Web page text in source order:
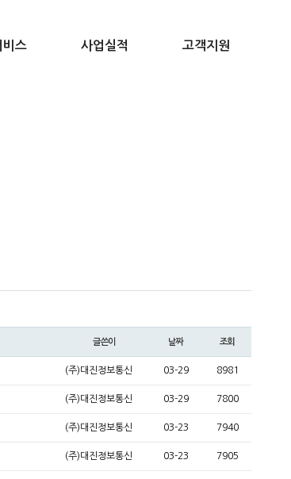
비스 사업실적 고객지원
글쓴이 날짜 조회
(주)대진정보통신 03-29 8981
(주)대진정보통신 03-29 7800
(주)대진정보통신 03-23 7940
(주)대진정보통신 03-23 7905